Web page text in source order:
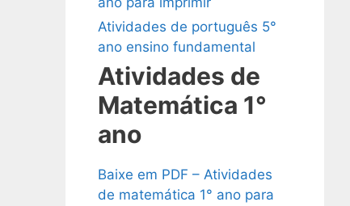
Atividades de português 5°
ano ensino fundamental
Atividades de
Matemática 1°
ano
Baixe em PDF – Atividades
de matemática 1° ano para